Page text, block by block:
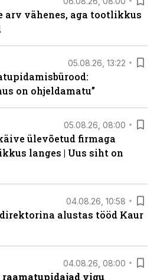
arv vähenes, aga tootlikkus
05.08.26, 13:22
on ohjeldamatu”
05.08.26, 08:00
ülevõetud firmaga
langes | Uus siht on
04.08.26, 10:58
alustas tööd Kaur
04.08.26, 08:00
raamatupidajad vigu